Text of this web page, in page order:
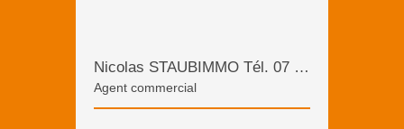
Nicolas STAUBIMMO Tél. 07 71 18 14 40
Agent commercial